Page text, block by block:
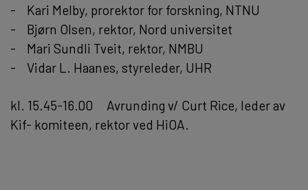
- Kari Melby, prorektor for forskning, NTNU
- Bjørn Olsen, rektor, Nord universitet
- Mari Sundli Tveit, rektor, NMBU
- Vidar L. Haanes, styreleder, UHR
kl. 15.45-16.00 Avrunding v/ Curt Rice, leder av
Kif- komiteen, rektor ved HiOA.